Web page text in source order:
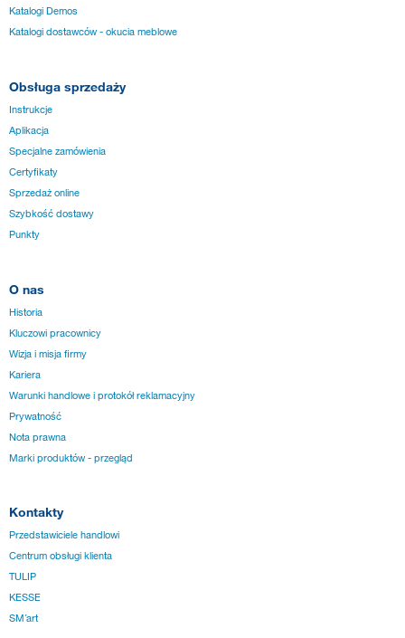
Katalogi Demos
Katalogi dostawców - okucia meblowe
Obsługa sprzedaży
Instrukcje
Aplikacja
Specjalne zamówienia
Certyfikaty
Sprzedaż online
Szybkość dostawy
Punkty
O nas
Historia
Kluczowi pracownicy
Wizja i misja firmy
Kariera
Warunki handlowe i protokół reklamacyjny
Prywatność
Nota prawna
Marki produktów - przegląd
Kontakty
Przedstawiciele handlowi
Centrum obsługi klienta
TULIP
KESSE
SM´art